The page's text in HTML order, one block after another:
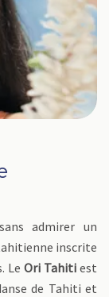
admirer un
inscrite
Le Ori Tahitiest
de Tahiti et